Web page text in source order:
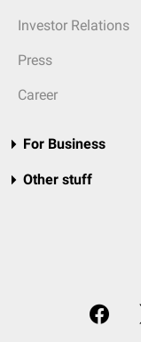
Investor Relations
Press
Career
For Business
Other stuff